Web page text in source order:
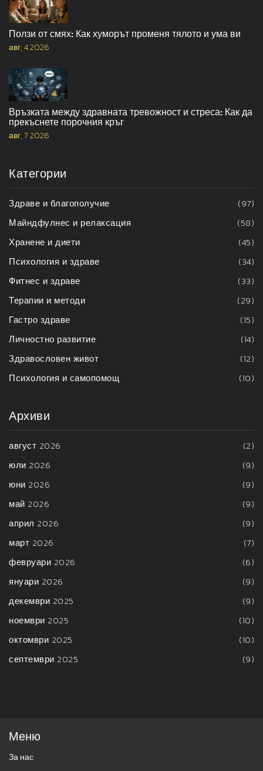
Ползи от смях: Как хуморът променя тялото и ума ви
авг, 4 2026
Връзката между здравната тревожност и стреса: Как да
прекъснете порочния кръг
авг, 7 2026
Категории
Здраве и благополучие
(97)
Майндфулнес и релаксация
(58)
Хранене и диети
(45)
Психология и здраве
(34)
Фитнес и здраве
(33)
Терапии и методи
(29)
Гастро здраве
(15)
Личностно развитие
(14)
Здравословен живот
(12)
Психология и самопомощ
(10)
Архиви
август 2026
(2)
юли 2026
(9)
юни 2026
(9)
май 2026
(9)
април 2026
(9)
март 2026
(7)
февруари 2026
(6)
януари 2026
(9)
декември 2025
(9)
ноември 2025
(10)
октомври 2025
(10)
септември 2025
(9)
Меню
За нас